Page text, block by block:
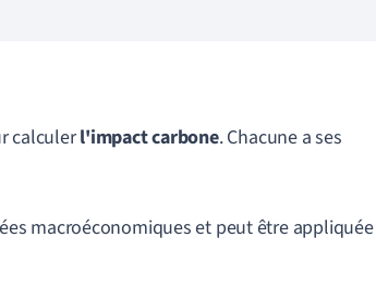
calculerl'impact carbone. Chacune a ses
macroéconomiques et peut être appliquée